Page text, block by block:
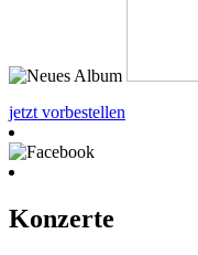
jetzt vorbestellen
Konzerte